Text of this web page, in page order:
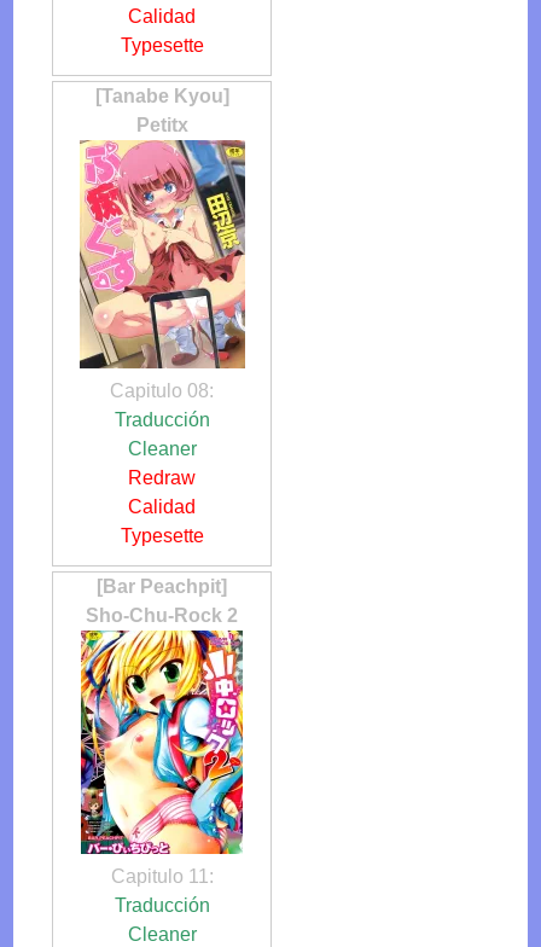
Calidad
Typesette
[Tanabe Kyou]
Petitx
Capitulo 08:
Traducción
Cleaner
Redraw
Calidad
Typesette
[Bar Peachpit]
Sho-Chu-Rock 2
Capitulo 11:
Traducción
Cleaner